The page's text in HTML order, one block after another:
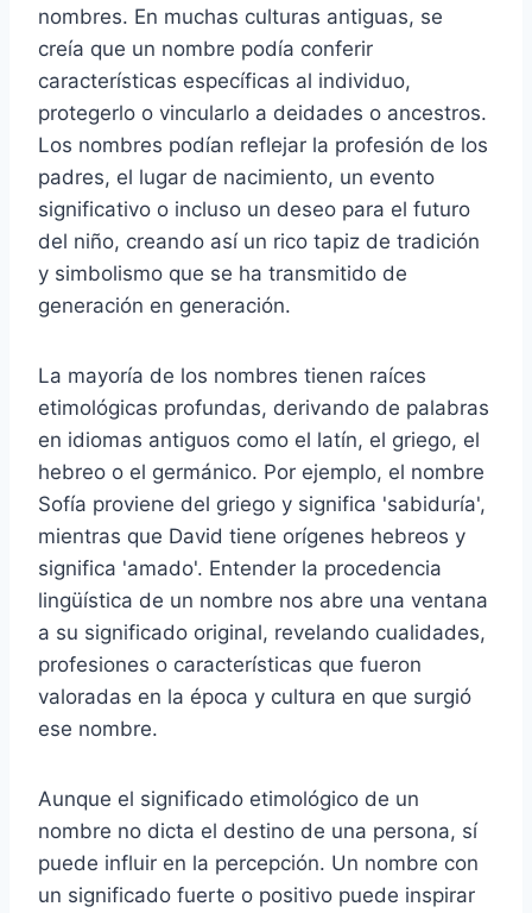
nombres. En muchas culturas antiguas, se
creía que un nombre podía conferir
características específicas al individuo,
protegerlo o vincularlo a deidades o ancestros.
Los nombres podían reflejar la profesión de los
padres, el lugar de nacimiento, un evento
significativo o incluso un deseo para el futuro
del niño, creando así un rico tapiz de tradición
y simbolismo que se ha transmitido de
generación en generación.
La mayoría de los nombres tienen raíces
etimológicas profundas, derivando de palabras
en idiomas antiguos como el latín, el griego, el
hebreo o el germánico. Por ejemplo, el nombre
Sofía proviene del griego y significa 'sabiduría',
mientras que David tiene orígenes hebreos y
significa 'amado'. Entender la procedencia
lingüística de un nombre nos abre una ventana
a su significado original, revelando cualidades,
profesiones o características que fueron
valoradas en la época y cultura en que surgió
ese nombre.
Aunque el significado etimológico de un
nombre no dicta el destino de una persona, sí
puede influir en la percepción. Un nombre con
un significado fuerte o positivo puede inspirar